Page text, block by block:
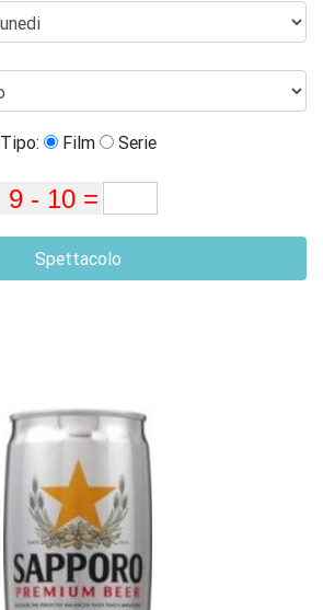
Tipo: Film Serie
Spettacolo